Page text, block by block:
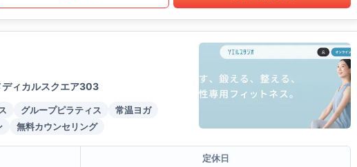
ィカルスクエア303
グループピラティス
常温ヨガ
無料カウンセリング
定休日